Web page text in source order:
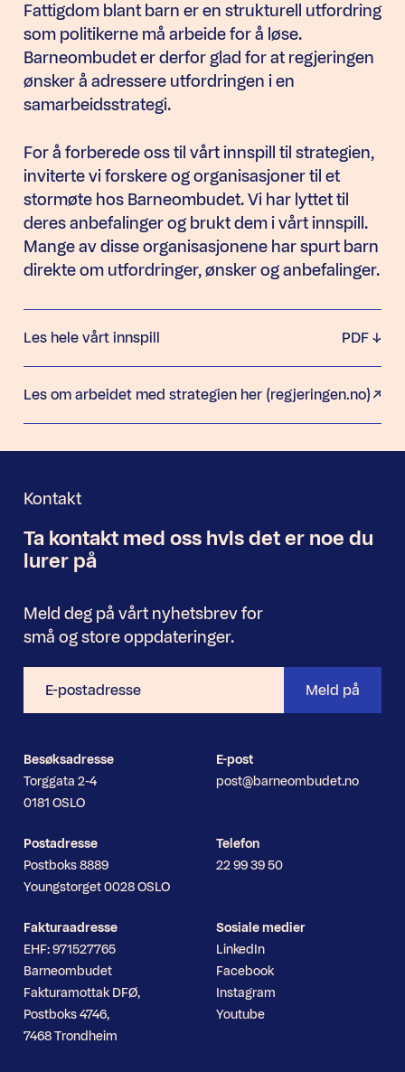
Fattigdom blant barn er en strukturell utfordring
som politikerne må arbeide for å løse.
Barneombudet er derfor glad for at regjeringen
ønsker å adressere utfordringen i en
samarbeidsstrategi.
For å forberede oss til vårt innspill til strategien,
inviterte vi forskere og organisasjoner til et
stormøte hos Barneombudet. Vi har lyttet til
deres anbefalinger og brukt dem i vårt innspill.
Mange av disse organisasjonene har spurt barn
direkte om utfordringer, ønsker og anbefalinger.
Les hele vårt innspill PDF
Les om arbeidet med strategien her (regjeringen.no)
Kontakt
Nyhetsbrev
Ta kontakt med oss hvis det er noe du
lurer på
Meld deg på vårt nyhetsbrev for
små og store oppdateringer.
postadresse
Meld på
Besøksadresse
Torggata 2-4
0181 OSLO
Postadresse
Postboks 8889
Youngstorget 0028 OSLO
Fakturaadresse
EHF: 971527765
Barneombudet
Fakturamottak DFØ,
Postboks 4746,
7468 Trondheim
E-post
post@barneombudet.no
Telefon
22 99 39 50
Sosiale medier
LinkedIn
Facebook
Instagram
Youtube